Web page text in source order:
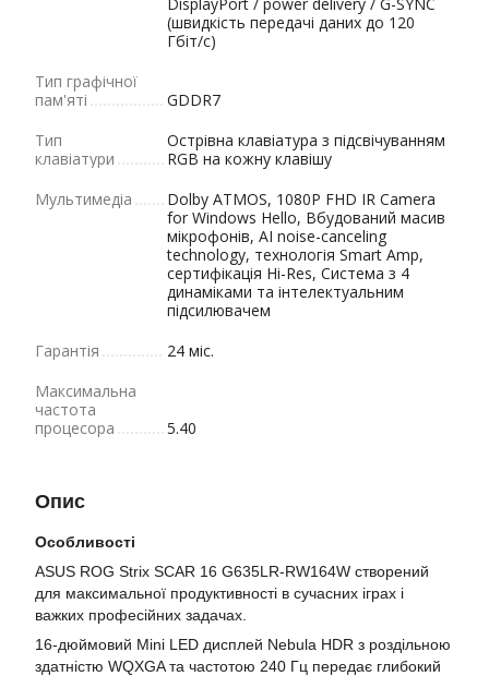
(швидкість передачі даних до 120
Гбіт/с)
Тип графічної
пам'яті
GDDR7
Тип
клавіатури
Острівна клавіатура з підсвічуванням
RGB на кожну клавішу
Мультимедіа
Dolby ATMOS, 1080P FHD IR Camera
for Windows Hello, Вбудований масив
мікрофонів, AI noise-canceling
technology, технологія Smart Amp,
сертифікація Hi-Res, Система з 4
динаміками та інтелектуальним
підсилювачем
Гарантія
24 міс.
Максимальна
частота
процесора
5.40
Опис
Особливості
ASUS ROG Strix SCAR 16 G635LR-RW164W створений
для максимальної продуктивності в сучасних іграх і
важких професійних задачах.
16-дюймовий Mini LED дисплей Nebula HDR з роздільною
здатністю WQXGA та частотою 240 Гц передає глибокий